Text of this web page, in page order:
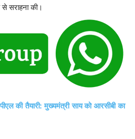
सराहना की।
की तैयारी: मुख्यमंत्री साय को आरसीबी का